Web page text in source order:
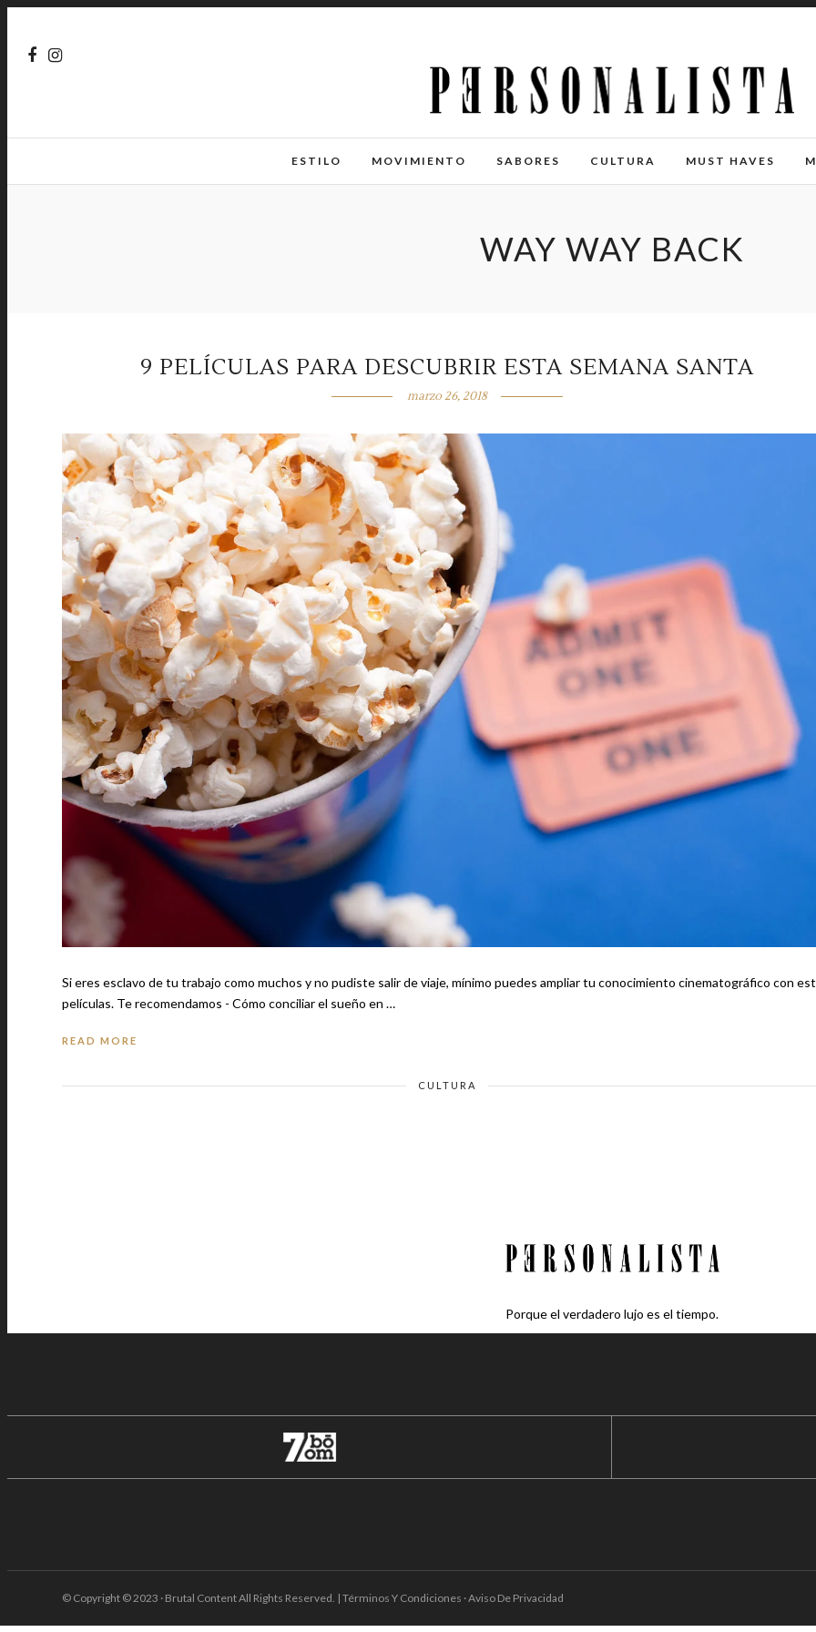
ESTILO MOVIMIENTO SABORES CULTURA MUST HAVES
WAY WAY BACK
9 PELÍCULAS PARA DESCUBRIR ESTA SEMANA SANTA
marzo 26, 2018
Si eres esclavo de tu trabajo como muchos y no pudiste salir de viaje, mínimo puedes ampliar tu conocimiento cinematográfico con
películas. Te recomendamos - Cómo conciliar el sueño en …
READ MORE
CULTURA
Porque el verdadero lujo es el tiempo.
© Copyright © 2023 · Brutal Content All Rights Reserved. | Términos Y Condiciones · Aviso De Privacidad